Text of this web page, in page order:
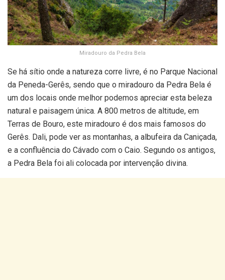
Miradouro da Pedra Bela
Se há sítio onde a natureza corre livre, é no Parque Nacional
da Peneda-Gerês, sendo que o miradouro da Pedra Bela é
um dos locais onde melhor podemos apreciar esta beleza
natural e paisagem única. A 800 metros de altitude, em
Terras de Bouro, este miradouro é dos mais famosos do
Gerês. Dali, pode ver as montanhas, a albufeira da Caniçada,
e a confluência do Cávado com o Caio. Segundo os antigos,
a Pedra Bela foi ali colocada por intervenção divina.